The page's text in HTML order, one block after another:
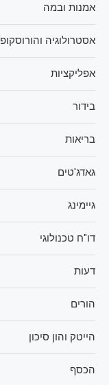
אמנות ובמה
אסטרולוגיה והורוסקופ
אפליקציות
בידור
בריאות
גאדג'טים
גיימינג
דו"ח טכנולוגי
דעות
הורים
הייטק והון סיכון
הכסף